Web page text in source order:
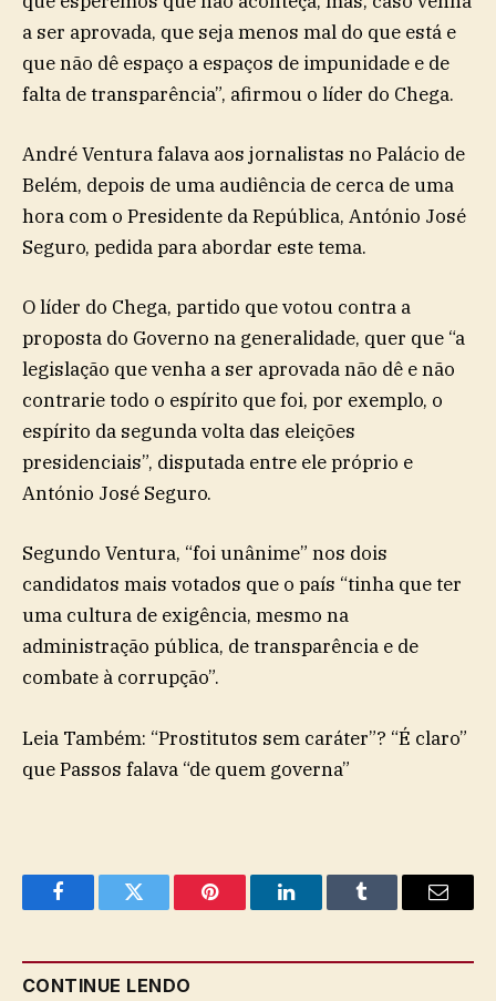
a ser aprovada, que seja menos mal do que está e
que não dê espaço a espaços de impunidade e de
falta de transparência”, afirmou o líder do Chega.
André Ventura falava aos jornalistas no Palácio de
Belém, depois de uma audiência de cerca de uma
hora com o Presidente da República, António José
Seguro, pedida para abordar este tema.
O líder do Chega, partido que votou contra a
proposta do Governo na generalidade, quer que “a
legislação que venha a ser aprovada não dê e não
contrarie todo o espírito que foi, por exemplo, o
espírito da segunda volta das eleições
presidenciais”, disputada entre ele próprio e
António José Seguro.
Segundo Ventura, “foi unânime” nos dois
candidatos mais votados que o país “tinha que ter
uma cultura de exigência, mesmo na
administração pública, de transparência e de
combate à corrupção”.
Leia Também: “Prostitutos sem caráter”? “É claro”
que Passos falava “de quem governa”
FacebookTwitter Pinterest LinkedInTumblr Email
CONTINUE LENDO